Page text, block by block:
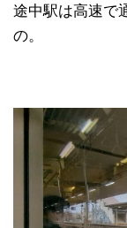
途中駅は高速で
の。